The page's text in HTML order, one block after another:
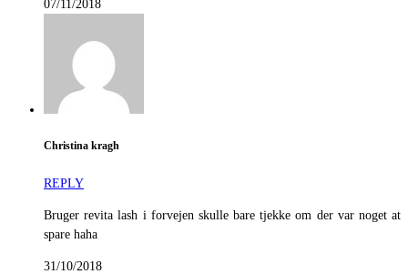
07/11/2018
Christina kragh
REPLY
Bruger revita lash i forvejen skulle bare tjekke om der var noget at
spare haha
31/10/2018